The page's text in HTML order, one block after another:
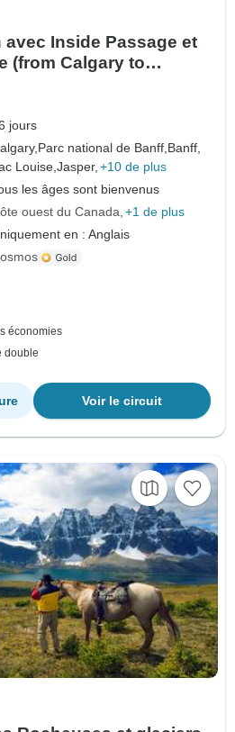
Inside Passage et
(from Calgary to
jours
Parc national de Banff, Banff,
Louise,Jasper, +10 de plus
les âges sont bienvenus
ouest du Canada +1 de plus
en : Anglais
économies
double
Voir le circuit